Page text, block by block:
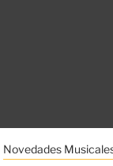
Novedades